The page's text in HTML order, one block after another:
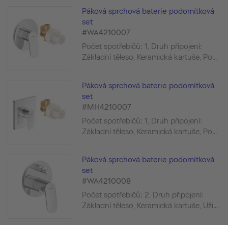
Páková sprchová baterie podomítková
set
#WA4210007
Počet spotřebičů: 1, Druh připojení:
Základní těleso, Keramická kartuše, Po...
Páková sprchová baterie podomítková
set
#MH4210007
Počet spotřebičů: 1, Druh připojení:
Základní těleso, Keramická kartuše, Po...
Páková sprchová baterie podomítková
set
#WA4210008
Počet spotřebičů: 2, Druh připojení:
Základní těleso, Keramická kartuše, Uži...